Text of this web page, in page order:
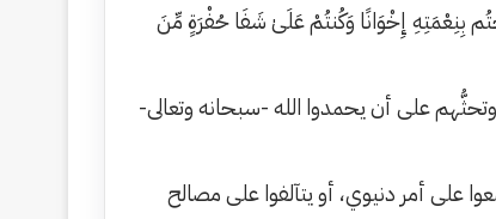
بِنِعْمَتِهِ إِخْوَانًا وَكُنتُمْ عَلَىٰ شَفَا حُفْرَةٍ مِّنَ
وتحثُّهم على أن يحمدوا الله -سبحانه وتعالى-
على أمر دنيوي، أو يتآلفوا على مصالح